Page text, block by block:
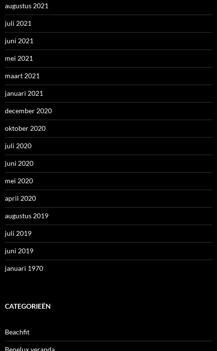
augustus 2021
juli 2021
juni 2021
mei 2021
maart 2021
januari 2021
december 2020
oktober 2020
juli 2020
juni 2020
mei 2020
april 2020
augustus 2019
juli 2019
juni 2019
januari 1970
CATEGORIEËN
Beachfit
Benelux veranda